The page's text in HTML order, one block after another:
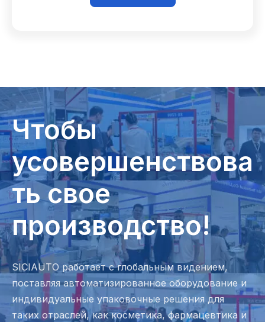
Чтобы
усовершенствова
ть свое
производство!
SICIAUTO работает с глобальным видением,
поставляя автоматизированное оборудование и
индивидуальные упаковочные решения для
таких отраслей, как косметика, фармацевтика и